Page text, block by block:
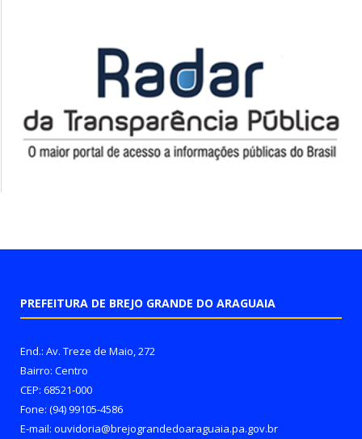
PREFEITURA DE BREJO GRANDE DO ARAGUAIA
End.: Av. Treze de Maio, 272
Bairro: Centro
CEP: 68521-000
Fone: (94) 99105-4586
E-mail: ouvidoria@brejograndedoaraguaia.pa.gov.br